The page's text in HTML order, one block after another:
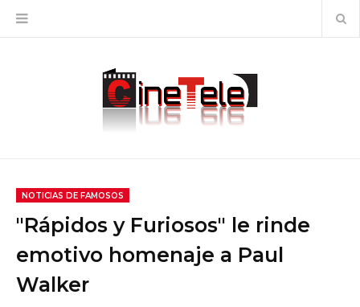
NOTICIAS DE FAMOSOS
"Rápidos y Furiosos" le rinde
emotivo homenaje a Paul
Walker